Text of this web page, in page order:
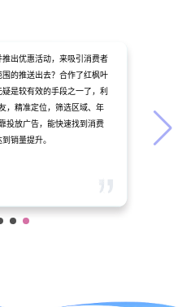
放公司，能有效帮助客户结
、年龄、性别、爱好、学历
从而较大程度上实现了选的
的。这种巨大的优势可以锁
的目标用户。